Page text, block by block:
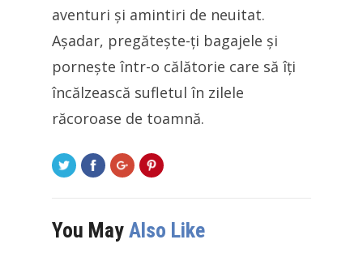
aventuri și amintiri de neuitat.
Așadar, pregătește-ți bagajele și
pornește într-o călătorie care să îți
încălzească sufletul în zilele
răcoroase de toamnă.
You May Also Like